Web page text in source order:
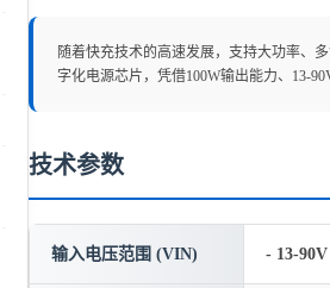
随着快充技术的高速发展，支持大功率、
字化电源芯片，凭借100W输出能力、13-
技术参数
输入电压范围 (VIN) - 13-90V